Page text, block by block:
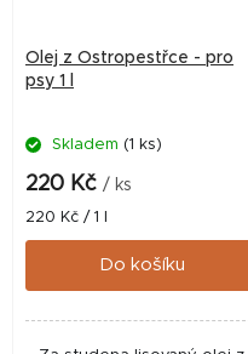
Olej z Ostropestřce - pro
psy 1 l
Skladem (1 ks)
220 Kč / ks
Měrná
cena:
220 Kč / 1 l
Do košíku